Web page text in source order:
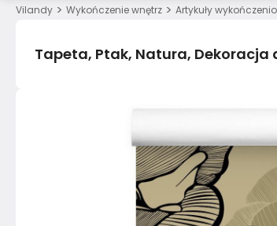
Vilandy > Wykończenie wnętrz > Artykuły
Tapeta, Ptak, Natura, Dekoracja